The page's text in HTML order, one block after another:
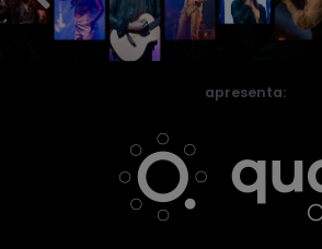
apresenta: